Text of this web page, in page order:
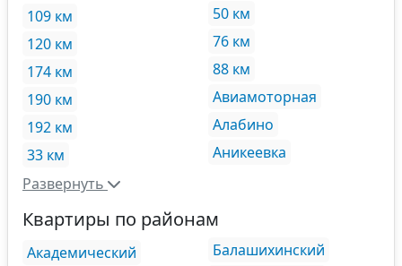
109 км
120 км
174 км
190 км
192 км
33 км
50 км
76 км
88 км
Авиамоторная
Алабино
Аникеевка
Развернуть
Квартиры по районам
Академический
Балашихинский